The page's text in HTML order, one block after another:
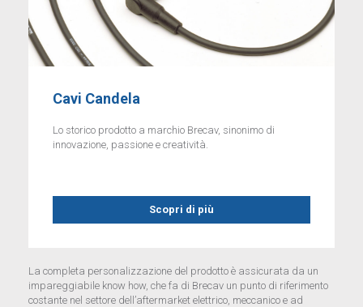
Cavi Candela
Lo storico prodotto a marchio Brecav, sinonimo di
innovazione, passione e creatività.
Scopri di più
La completa personalizzazione del prodotto è assicurata da un
impareggiabile know how, che fa di Brecav un punto di riferimento
costante nel settore dell’aftermarket elettrico, meccanico e ad